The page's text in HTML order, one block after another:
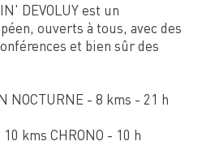
DEVOLUY est un
ouverts à tous, avec des
et bien sûr des
NOCTURNE - 8 kms - 21 h
kms CHRONO - 10 h